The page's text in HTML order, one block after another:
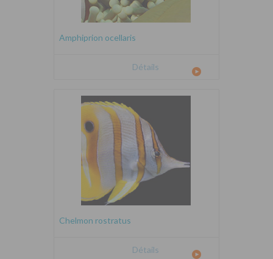
Amphiprion ocellaris
Détails
Chelmon rostratus
Détails